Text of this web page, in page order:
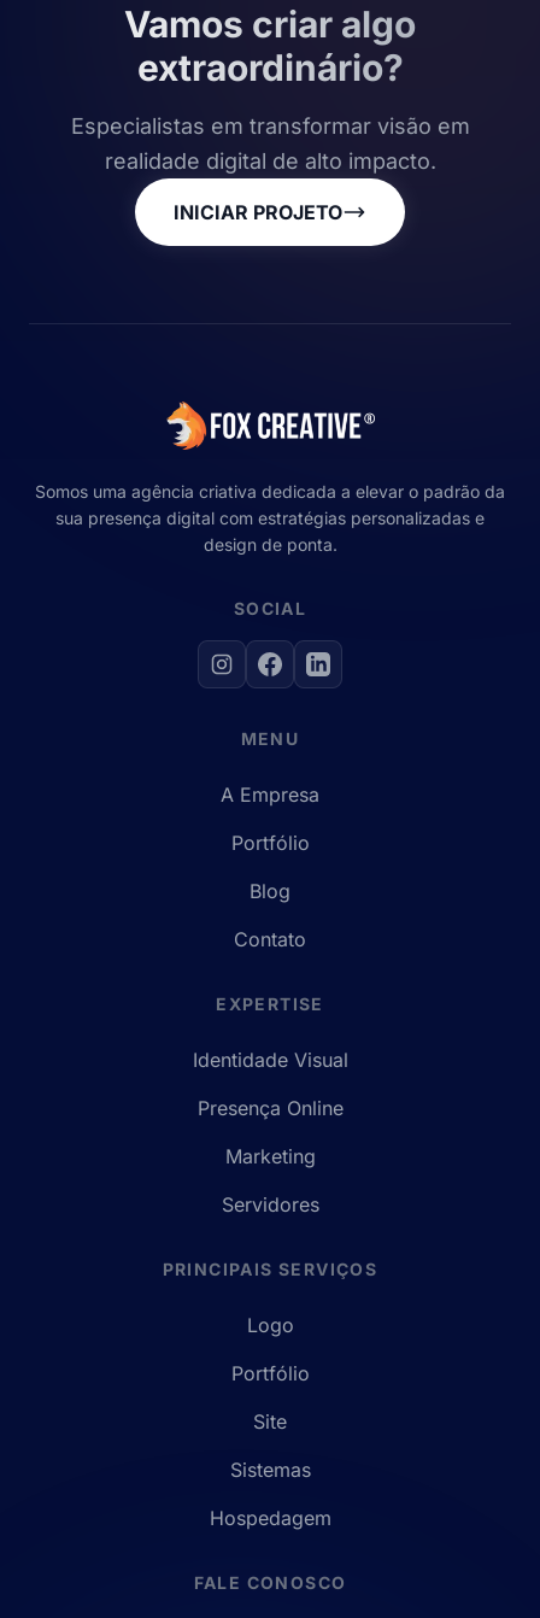
Vamos criar algo
extraordinário?
Especialistas em transformar visão em
realidade digital de alto impacto.
INICIAR PROJETO
Somos uma agência criativa dedicada a elevar o padrão da
sua presença digital com estratégias personalizadas e
design de ponta.
SOCIAL
MENU
A Empresa
Portfólio
Blog
Contato
EXPERTISE
Identidade Visual
Presença Online
Marketing
Servidores
PRINCIPAIS SERVIÇOS
Logo
Portfólio
Site
Sistemas
Hospedagem
FALE CONOSCO